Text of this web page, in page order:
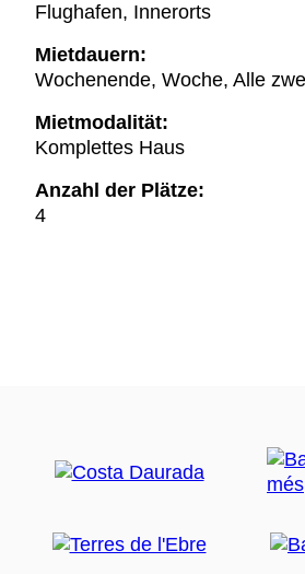
Flughafen, Innerorts
Mietdauern:
Wochenende, Woche, Alle
Mietmodalität:
Komplettes Haus
Anzahl der Plätze:
4